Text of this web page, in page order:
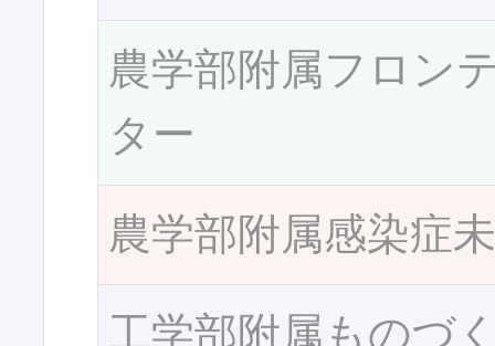
農学部附属フロン
ター
農学部附属感染症
工学部附属ものづ